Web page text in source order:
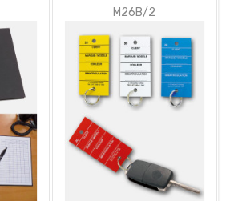
M26B/2